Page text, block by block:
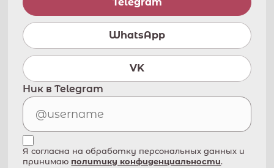
WhatsApp
VK
Ник в Telegram
Я согласна на обработку персональных данных и
принимаю политику конфиденциальности.